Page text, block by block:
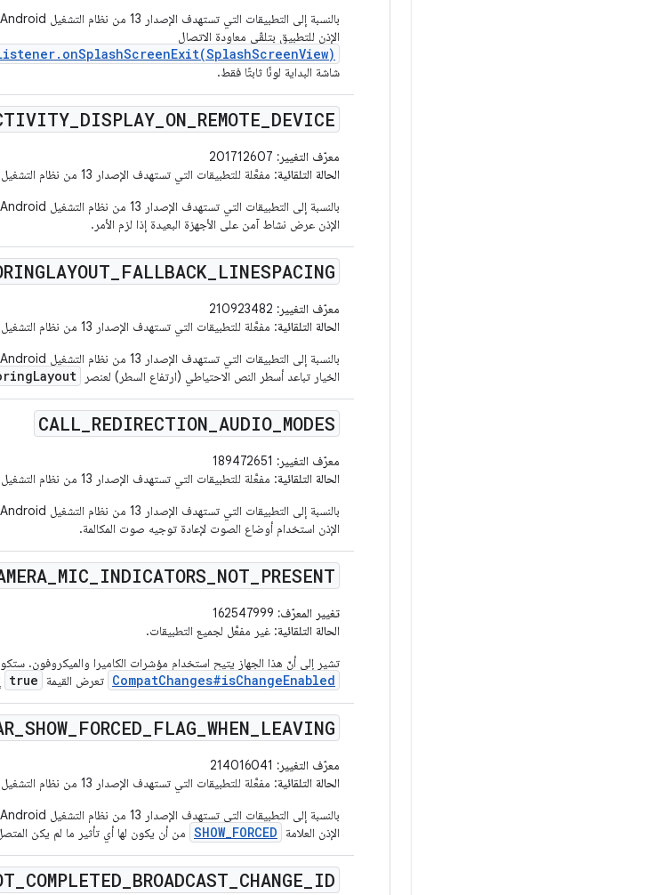
الإذن للتطبيق بتلقّي معاودة الاتصال
شاشة البداية لونًا ثابتًا فقط.
DISPLAY ON REMOTE DEVICE
معرّف التغيير:
الحالة التلقائية: مفعَّلة للتطبيقات التي تستهدف الإصدار 13 من نظام التشغيل Android (المستوى 33 لواجهة برمجة التطبيقات) أو الإصدارات الأحدث.
الإذن عرض نشاط آمن على الأجهزة البعيدة إذا لزم الأمر.
FALLBACK LINESPACING
معرّف التغيير:
الحالة التلقائية: مفعَّلة للتطبيقات التي تستهدف الإصدار 13 من نظام التشغيل Android (المستوى 33 لواجهة برمجة التطبيقات) أو الإصدارات الأحدث.
الخيار تباعد أسطر النص الاحتياطي (ارتفاع السطر) لعنصر
CALL REDIRECTION AUDIO MODES
معرّف التغيير:
الحالة التلقائية: مفعَّلة للتطبيقات التي تستهدف الإصدار 13 من نظام التشغيل Android (المستوى 33 لواجهة برمجة التطبيقات) أو الإصدارات الأحدث.
الإذن استخدام أوضاع الصوت لإعادة توجيه صوت المكالمة.
MIC INDICATORS NOT PRESENT
تغيير المعرّف:
الحالة التلقائية: غير مفعَّل لجميع التطبيقات.
تشير إلى أنّ هذا الجهاز يتيح استخدام مؤشرات الكاميرا والميكروفون.
CompatChanges#isChangeEnabled تعرض القيمة true
SHOW FORCED FLAG WHEN LEAVING
معرّف التغيير:
الحالة التلقائية: مفعَّلة للتطبيقات التي تستهدف الإصدار 13 من نظام التشغيل Android (المستوى 33 لواجهة برمجة التطبيقات) أو الإصدارات الأحدث.
الإذن العلامة
SHOW_FORCED من أن يكون لها أي تأثير ما لم يكن
COMPLETED BROADCAST CHANGE ID